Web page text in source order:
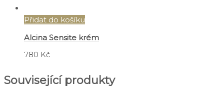
Přidat do košíku
Alcina Sensite krém
780 Kč
Související produkty